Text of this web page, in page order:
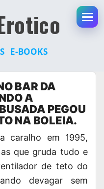
E-BOOKS
BAR DA
A
PEGOU
NA BOLEIA.
caralho em 1995,
que gruda tudo e
de teto do
devagar sem